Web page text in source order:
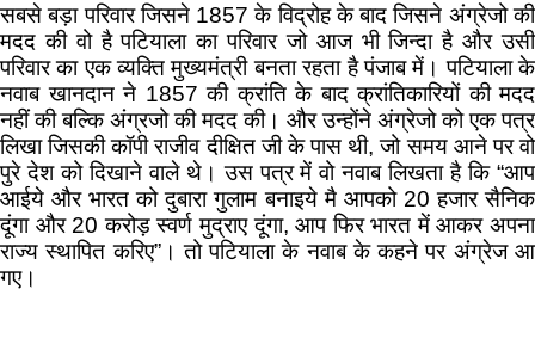
सबसे बड़ा परिवार जिसने 1857 के विद्रोह के बाद जिसने अंग्रेजो की
मदद की वो है पटियाला का परिवार जो आज भी जिन्दा है और उसी
परिवार का एक व्यक्ति मुख्यमंत्री बनता रहता है पंजाब में। पटियाला के
नवाब खानदान ने 1857 की क्रांति के बाद क्रांतिकारियों की मदद
नहीं की बल्कि अंग्रजो की मदद की। और उन्होंने अंग्रेजो को एक पत्र
लिखा जिसकी कॉपी राजीव दीक्षित जी के पास थी, जो समय आने पर वो
पुरे देश को दिखाने वाले थे। उस पत्र में वो नवाब लिखता है कि “आप
आईये और भारत को दुबारा गुलाम बनाइये मै आपको 20 हजार सैनिक
दूंगा और 20 करोड़ स्वर्ण मुद्राए दूंगा, आप फिर भारत में आकर अपना
राज्य स्थापित करिए”। तो पटियाला के नवाब के कहने पर अंग्रेज आ
गए।